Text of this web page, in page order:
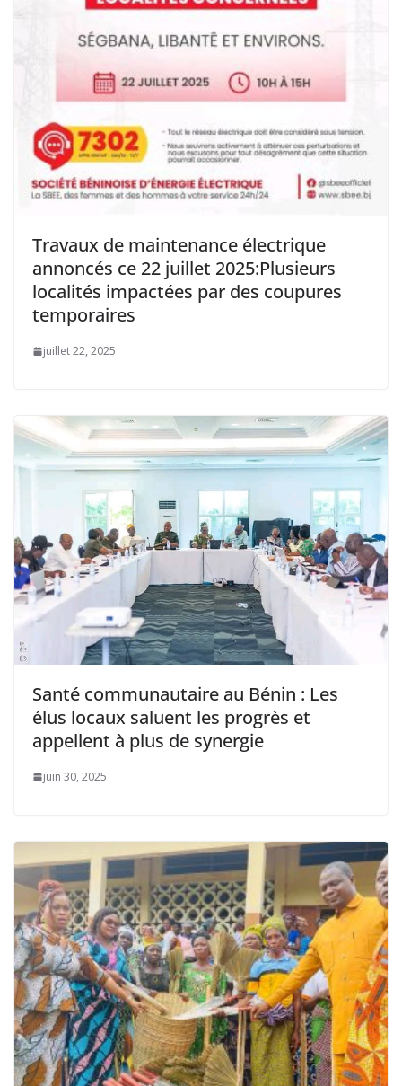
Travaux de maintenance électrique
annoncés ce 22 juillet 2025:Plusieurs
localités impactées par des coupures
temporaires
juillet 22, 2025
Santé communautaire au Bénin : Les
élus locaux saluent les progrès et
appellent à plus de synergie
juin 30, 2025